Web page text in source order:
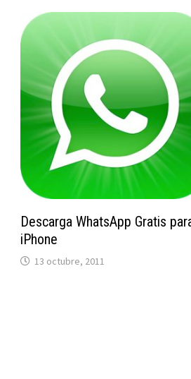
Descarga WhatsApp Gratis
iPhone
13 octubre, 2011